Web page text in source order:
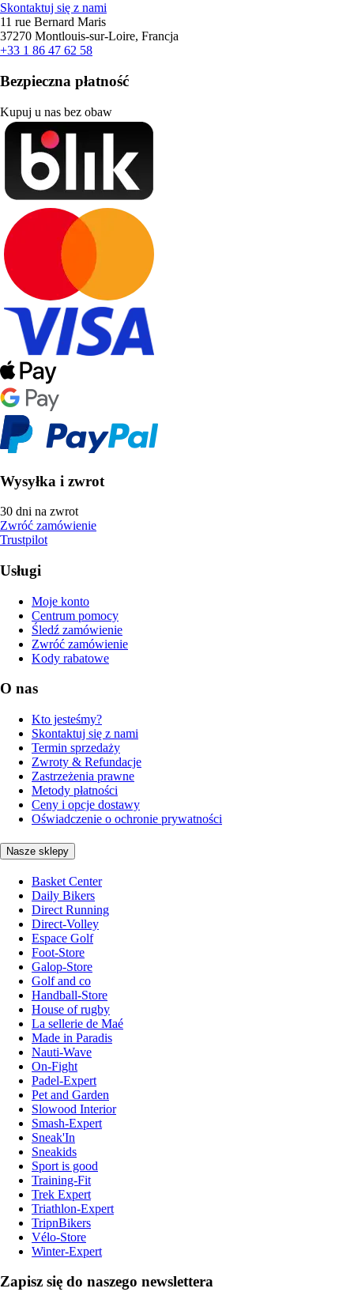
Skontaktuj się z nami
11 rue Bernard Maris
37270 Montlouis-sur-Loire, Francja
+33 1 86 47 62 58
Bezpieczna płatność
Kupuj u nas bez obaw
Wysyłka i zwrot
30 dni na zwrot
Zwróć zamówienie
Trustpilot
Usługi
Moje konto
Centrum pomocy
Śledź zamówienie
Zwróć zamówienie
Kody rabatowe
O nas
Kto jesteśmy?
Skontaktuj się z nami
Termin sprzedaży
Zwroty & Refundacje
Zastrzeżenia prawne
Metody płatności
Ceny i opcje dostawy
Oświadczenie o ochronie prywatności
Nasze sklepy
Basket Center
Daily Bikers
Direct Running
Direct-Volley
Espace Golf
Foot-Store
Galop-Store
Golf and co
Handball-Store
House of rugby
La sellerie de Maé
Made in Paradis
Nauti-Wave
On-Fight
Padel-Expert
Pet and Garden
Slowood Interior
Smash-Expert
Sneak'In
Sneakids
Sport is good
Training-Fit
Trek Expert
Triathlon-Expert
TripnBikers
Vélo-Store
Winter-Expert
Zapisz się do naszego newslettera